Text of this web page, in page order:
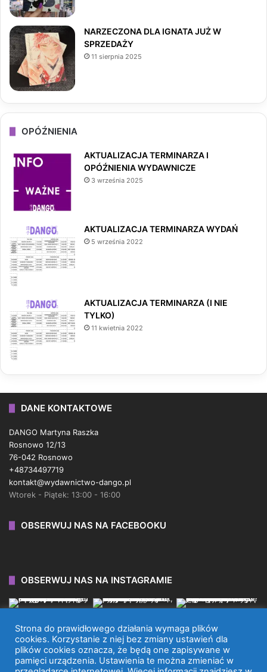
NARZECZONA DLA IGNATA JUŻ W
SPRZEDAŻY
11 sierpnia 2025
OPÓŹNIENIA
AKTUALIZACJA TERMINARZA I
OPÓŹNIENIA WYDAWNICZE
3 września 2025
AKTUALIZACJA TERMINARZA WYDAŃ
5 września 2022
AKTUALIZACJA TERMINARZA (I NIE
TYLKO)
11 kwietnia 2022
DANE KONTAKTOWE
DANGO Martyna Raszka
Rosnowo 12/13
76-042 Rosnowo
+48734497719
kontakt@wydawnictwo-dango.pl
Wtorek - Piątek: 13:00 - 16:00
OBSERWUJ NAS NA FACEBOOKU
OBSERWUJ NAS NA INSTAGRAMIE
WYDAWNICTWO DANGO 2026 © WSZYSTKIE PRAWA
Strona do prawidłowego działania wymaga plików
cookies. Korzystanie z niej bez zmiany ustawień dla
plików cookies oznacza, że będą one zapisywane w
pamięci urządzenia. Ustawienia te można zmieniać w